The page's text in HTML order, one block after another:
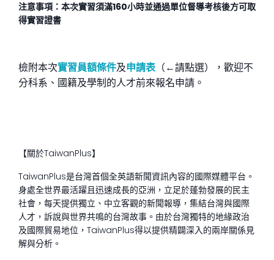
注意事項：本次實習須滿160小時並通過單位督導考核後方可取
得實習證書
檢附本次實習員額條件及申請表（←請點選），歡迎不
分科系、國籍及學制的人才前來報名申請。
【關於TaiwanPlus】
TaiwanPlus是台灣首個全英語新聞資訊內容的國際媒體平台。
身處全世界最活躍且迅速成長的亞洲，立足於蓬勃發展的民主
社會，每天提供獨立、中立客觀的新聞報導，集結台灣與國際
人才，訴說與世界共鳴的台灣故事。由於台灣獨特的地緣政治
及國際貿易地位，TaiwanPlus得以提供精闢深入的兩岸關係見
解與分析。